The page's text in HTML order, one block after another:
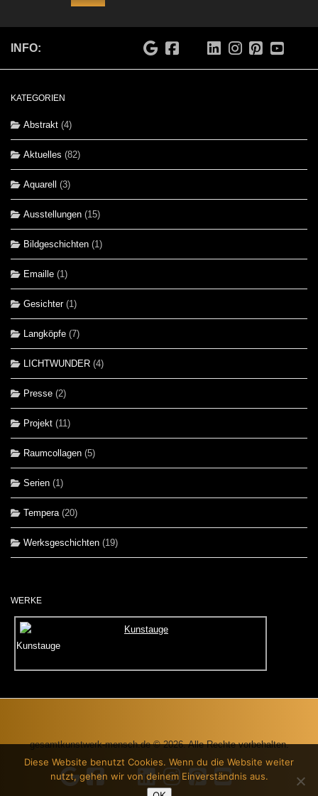
INFO:
KATEGORIEN
Abstrakt (4)
Aktuelles (82)
Aquarell (3)
Ausstellungen (15)
Bildgeschichten (1)
Emaille (1)
Gesichter(1)
Langköpfe (7)
LICHTWUNDER (4)
Presse (2)
Projekt (11)
Raumcollagen (5)
Serien (1)
Tempera(20)
Werksgeschichten (19)
WERKE
Kunstauge
gesamtkunstwerk-mensch.de © 2026. Alle Rechte vorbehalten.
Diese Website benutzt Cookies. Wenn du die Website weiter
nutzt, gehen wir von deinem Einverständnis aus.